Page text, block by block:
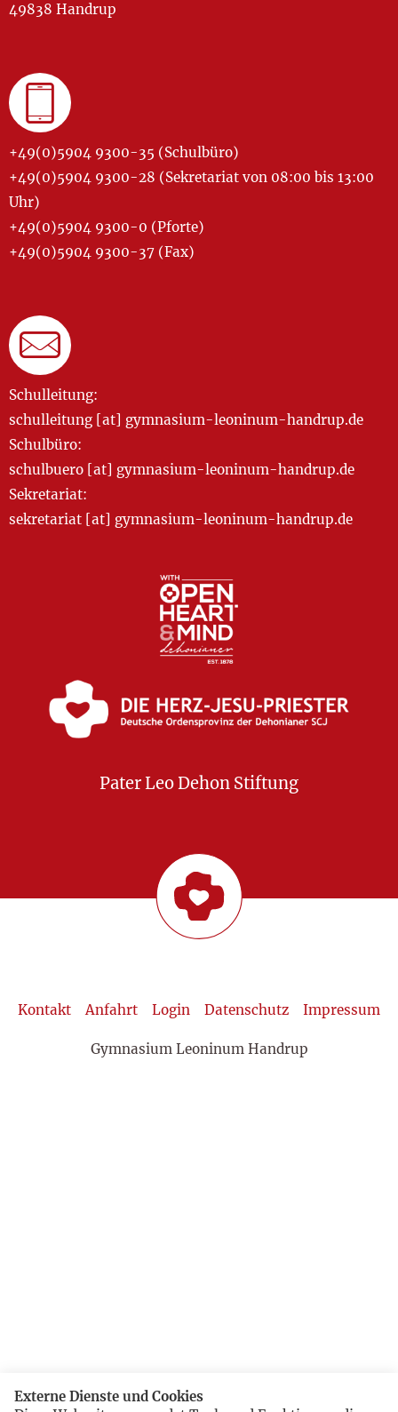
49838 Handrup
+49(0)5904 9300-35 (Schulbüro)
+49(0)5904 9300-28 (Sekretariat von 08:00 bis 13:00
Uhr)
+49(0)5904 9300-0 (Pforte)
+49(0)5904 9300-37 (Fax)
Schulleitung:
schulleitung [at] gymnasium-leoninum-handrup.de
Schulbüro:
schulbuero [at] gymnasium-leoninum-handrup.de
Sekretariat:
sekretariat [at] gymnasium-leoninum-handrup.de
Pater Leo Dehon Stiftung
Kontakt Anfahrt Login Datenschutz Impressum
Gymnasium Leoninum Handrup
Externe Dienste und Cookies